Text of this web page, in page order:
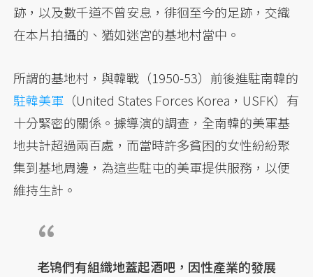
跡，以及數千道不曾安息，徘徊至今的足跡，交織
在本片拍攝的、猶如迷宮的基地村當中。
所謂的基地村，與韓戰（1950-53）前後進駐南韓的
駐韓美軍 （United States Forces Korea，USFK）有
十分緊密的關係。據導演的調查，全南韓的美軍基
地共計超過兩百處，而當時許多貧困的女性紛紛聚
集到基地周邊，為這些駐屯的美軍提供服務，以便
維持生計。
老鴇們有組織地蓋起酒吧，因性產業的發展